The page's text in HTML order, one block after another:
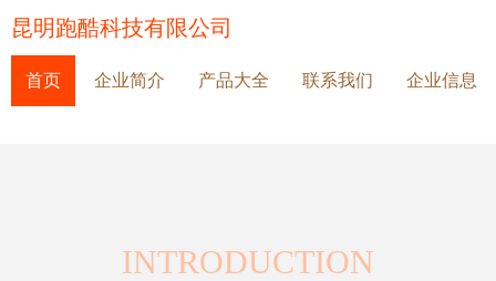
昆明跑酷科技有限公司
首页 企业简介 产品大全 联系我们 企业信息
INTRODUCTION